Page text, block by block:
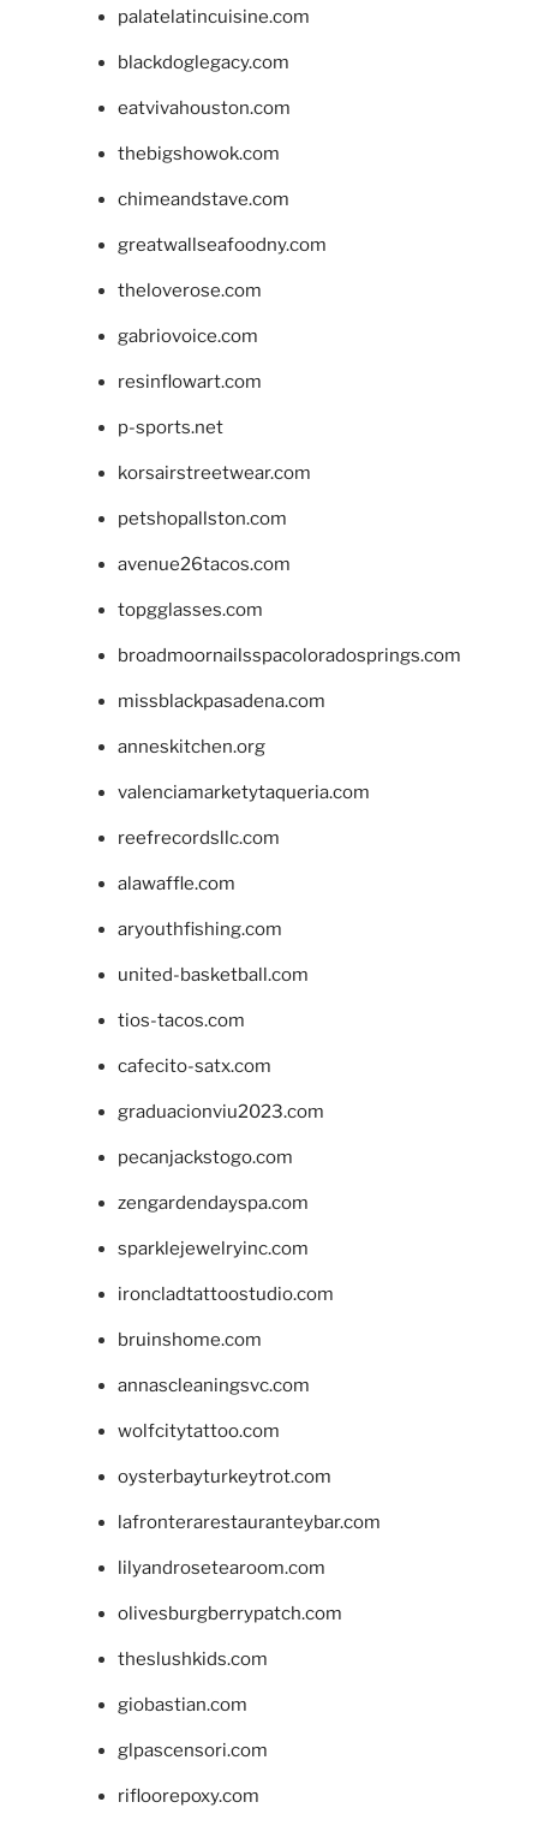
palatelatincuisine.com
blackdoglegacy.com
eatvivahouston.com
thebigshowok.com
chimeandstave.com
greatwallseafoodny.com
theloverose.com
gabriovoice.com
resinflowart.com
p-sports.net
korsairstreetwear.com
petshopallston.com
avenue26tacos.com
topgglasses.com
broadmoornailsspacoloradosprings.com
missblackpasadena.com
anneskitchen.org
valenciamarketytaqueria.com
reefrecordsllc.com
alawaffle.com
aryouthfishing.com
united-basketball.com
tios-tacos.com
cafecito-satx.com
graduacionviu2023.com
pecanjackstogo.com
zengardendayspa.com
sparklejewelryinc.com
ironcladtattoostudio.com
bruinshome.com
annascleaningsvc.com
wolfcitytattoo.com
oysterbayturkeytrot.com
lafronterarestauranteybar.com
lilyandrosetearoom.com
olivesburgberrypatch.com
theslushkids.com
giobastian.com
glpascensori.com
rifloorepoxy.com